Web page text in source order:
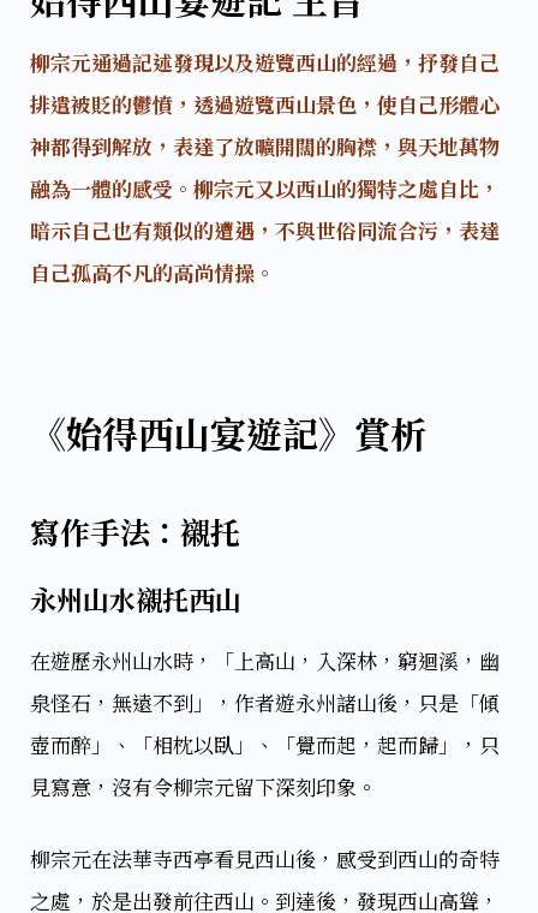
柳宗元通過記述發現以及遊覽西山的經過，抒發自己
排遣被貶的鬱憤，透過遊覽西山景色，使自己形體心
神都得到解放，表達了放曠開闊的胸襟，與天地萬物
融為一體的感受。柳宗元又以西山的獨特之處自比，
暗示自己也有類似的遭遇，不與世俗同流合污，表達
自己孤高不凡的高尚情操。
《始得西山宴遊記》賞析
寫作手法：襯托
永州山水襯托西山
在遊歷永州山水時，「上高山，入深林，窮迴溪，幽
泉怪石，無遠不到」，作者遊永州諸山後，只是「傾
壺而醉」、「相枕以臥」、「覺而起，起而歸」，只
見寫意，沒有令柳宗元留下深刻印象。
柳宗元在法華寺西亭看見西山後，感受到西山的奇特
之處，於是出發前往西山。到達後，發現西山高聳，